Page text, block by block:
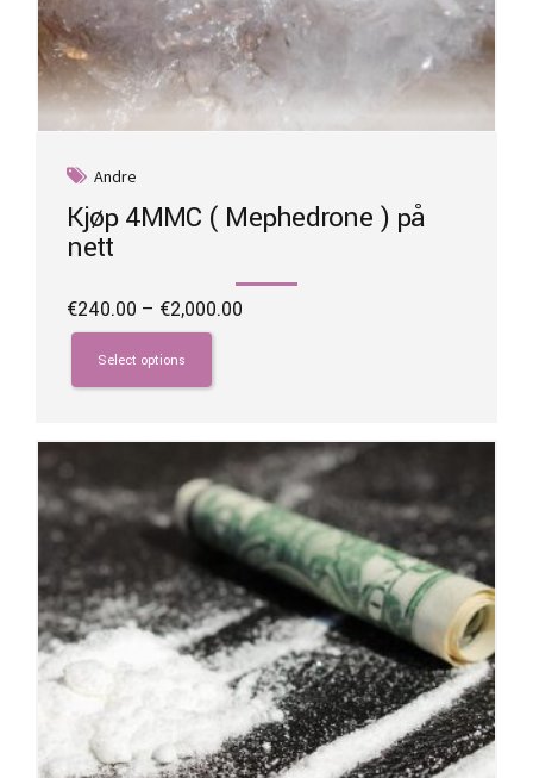
Andre
Kjøp 4MMC ( Mephedrone ) på
nett
€240.00 – €2,000.00
Select options
This
product
has
options
may
chosen
on
the
product